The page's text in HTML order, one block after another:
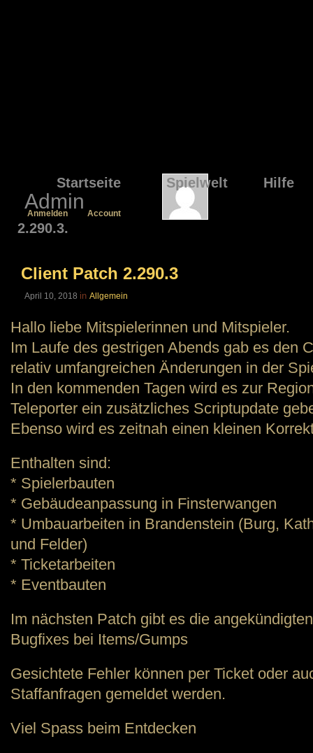
Startseite Spielwelt Hilfe
Admin
Anmelden Account
2.290.3.
Client Patch 2.290.3
April 10, 2018 in Allgemein
Hallo liebe Mitspielerinnen und Mitspieler.
Im Laufe des gestrigen Abends gab es den
relativ umfangreichen Änderungen in der
In den kommenden Tagen wird es zur
Teleporter ein zusätzliches Scriptupdate
Ebenso wird es zeitnah einen kleinen
Enthalten sind:
* Spielerbauten
* Gebäudeanpassung in Finsterwangen
* Umbauarbeiten in Brandenstein (Burg,
und Felder)
* Ticketarbeiten
* Eventbauten
Im nächsten Patch gibt es die
Bugfixes bei Items/Gumps
Gesichtete Fehler können per Ticket oder
Staffanfragen gemeldet werden.
Viel Spass beim Entdecken